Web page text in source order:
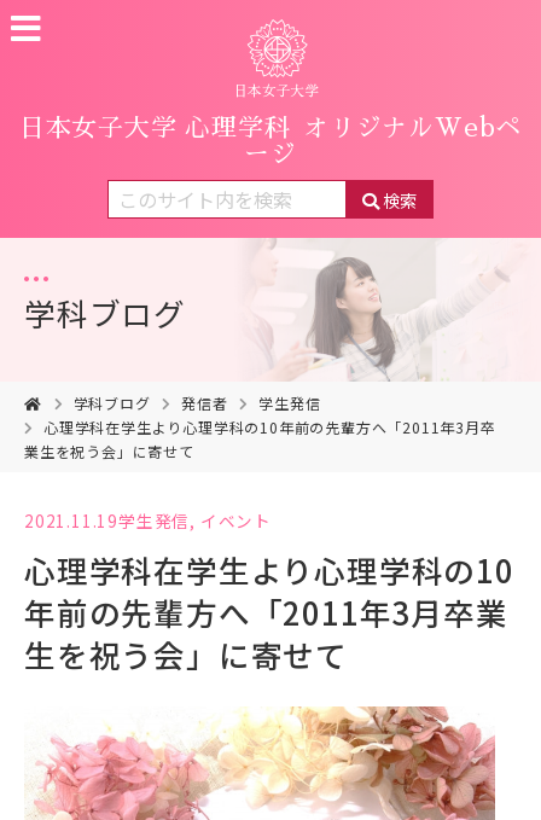
日本女子大学 心理学科
オリジナルWebペ
ージ
検索
学科ブログ
学科ブログ 発信者
学生発信
心理学科在学生より心理学科の10年前の先輩方へ「2011年3月卒
業生を祝う会」に寄せて
2021.11.19学生発信, イベント
心理学科在学生より心理学科の10
年前の先輩方へ「2011年3月卒業
生を祝う会」に寄せて